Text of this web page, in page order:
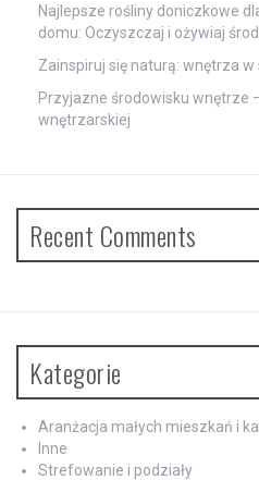
Najlepsze rośliny doniczkowe
domu: Oczyszczaj i ożywiaj
Zainspiruj się naturą: wnętrza
Przyjazne środowisku wnętrze
wnętrzarskiej
Recent Comments
Kategorie
Aranżacja małych mieszkań i
Inne
Strefowanie i podziały